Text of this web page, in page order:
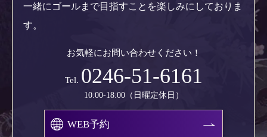
一緒にゴールまで目指すことを楽しみにしておりま
す。
お気軽にお問い合わせください！
Tel. 0246-51-6161
10:00-18:00（日曜定休日）
WEB予約